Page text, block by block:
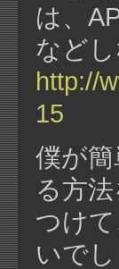
は、
など
http://
15
僕が
る方
つけ
いでし